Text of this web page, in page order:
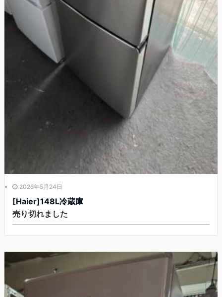
2026年5月24日
[Haier]148L冷蔵庫
売り切れました